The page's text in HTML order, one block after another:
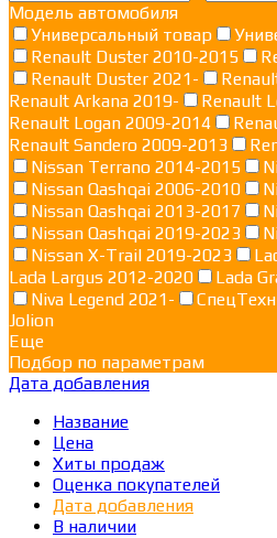
Модель автомобиля
Универсальный товар
Renault Duster 2010-2015
Renault Duster 2021-
Renault Arkana 2019-
Renault
Renault Logan 2009-2014
Renault Sandero 2009-2013
Nissan Terrano 2014-2015
Nissan Qashqai 2006-2010
Nissan Qashqai 2013-2017
Nissan Qashqai 2019-2023
Nissan X-Trail 2019-2023
Lada Largus 2012-2020
Lada
Niva Legend 2021-
Jolion
Еще
Подбор по параметрам
Дата добавления
Название
Цена
Хиты продаж
Оценка покупателей
Дата добавления
В наличии